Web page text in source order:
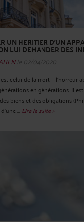
UN HERITIER D’UN
LUI DEMANDER DES
le 02/04/2020
celui de la mort — l’horreur
en générations. Il
biens et des obligations
... Lire la suite >